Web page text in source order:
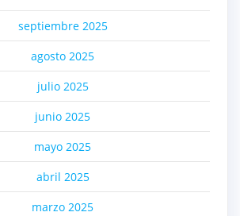
septiembre 2025
agosto 2025
julio 2025
junio 2025
mayo 2025
abril 2025
marzo 2025